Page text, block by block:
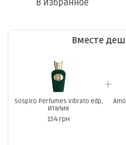
В избранное
Вместе
Sospiro Perfumes Vibrato edp,
Италия
154 грн